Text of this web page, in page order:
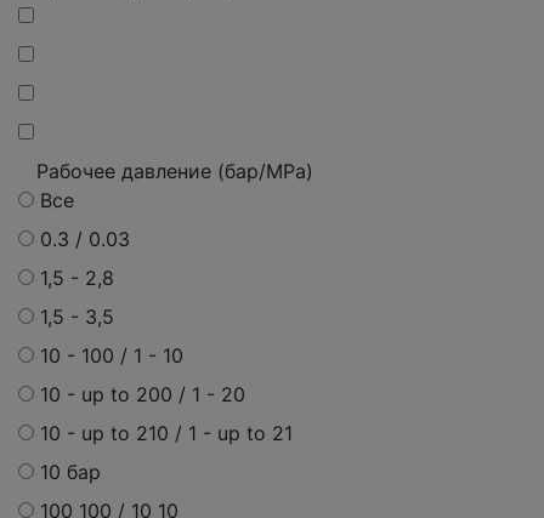
Рабочее давление (бар/MPa)
Все
0.3 / 0.03
1,5 - 2,8
1,5 - 3,5
10 - 100 / 1 - 10
10 - up to 200 / 1 - 20
10 - up to 210 / 1 - up to 21
10 бар
100 100 / 10 10